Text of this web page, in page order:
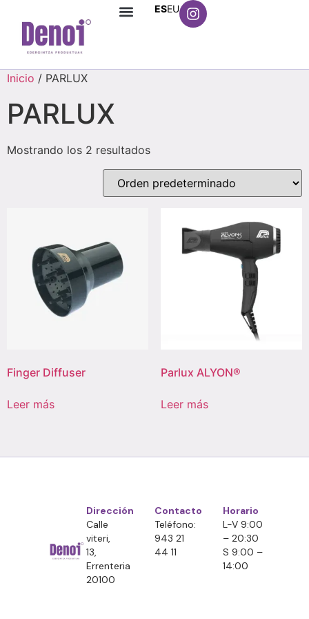
ESEU
Inicio / PARLUX
PARLUX
Mostrando los 2 resultados
Finger Diffuser
Leer más
Parlux ALYON®
Leer más
Dirección
Calle
viteri,
13,
Errenteria
20100
Contacto
Teléfono:
943 21
44 11
Horario
L-V 9:00
– 20:30
S 9:00 –
14:00